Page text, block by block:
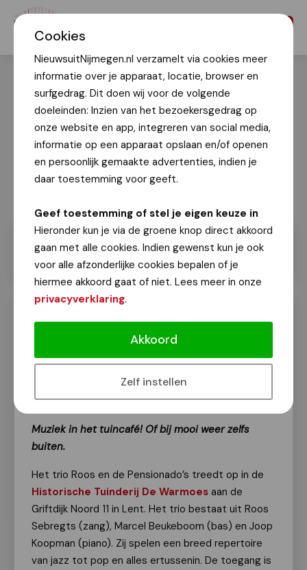
Cookies
NieuwsuitNijmegen.nl verzamelt via cookies meer
informatie over je apparaat, locatie, browser en
surfgedrag. Dit doen wij voor de volgende
doeleinden: Inzien van het bezoekersgedrag op
onze website en app, integreren van social media,
informatie op een apparaat opslaan en/of openen
en persoonlijk gemaakte advertenties, indien je
daar toestemming voor geeft.
Geef toestemming of stel je eigen keuze in
Hieronder kun je via de groene knop direct akkoord
gaan met alle cookies. Indien gewenst kun je ook
voor alle afzonderlijke cookies bepalen of je
hiermee akkoord gaat of niet. Lees meer in onze
privacyverklaring.
Akkoord
Zelf instellen
Gratis concert Trio Roos en de
Pensionado’s bij De Warmoes in Lent
op 31 mei
Van onze redactie
29 mei 2026
Muziek in het tuincafé! Of bij mooi weer zelfs
buiten.
Het trio Roos en de Pensionado’s treedt op in de
Historische Tuinderij De Warmoes aan de
Griftdijk Noord 11 in Lent. Het trio bestaat uit Roos
Sebregts (zang), Marcel Beukeboom (bas) en Joop
Koopman (piano). Zij spelen een breed repertoire
van jazz tot pop en alles ertussenin. De toegang is